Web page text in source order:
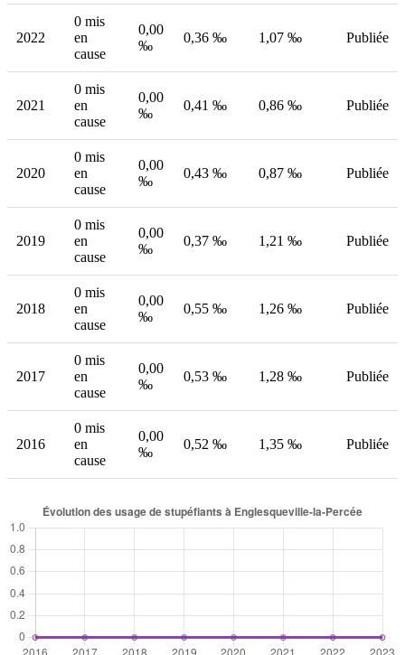
2022
0 mis
en
cause
0,00
‰
0,36 ‰ 1,07 ‰ Publiée
2021
0 mis
en
cause
0,00
‰
0,41 ‰ 0,86 ‰ Publiée
2020
0 mis
en
cause
0,00
‰
0,43 ‰ 0,87 ‰ Publiée
2019
0 mis
en
cause
0,00
‰
0,37 ‰ 1,21 ‰ Publiée
2018
0 mis
en
cause
0,00
‰
0,55 ‰ 1,26 ‰ Publiée
2017
0 mis
en
cause
0,00
‰
0,53 ‰ 1,28 ‰ Publiée
2016
0 mis
en
cause
0,00
‰
0,52 ‰ 1,35 ‰ Publiée